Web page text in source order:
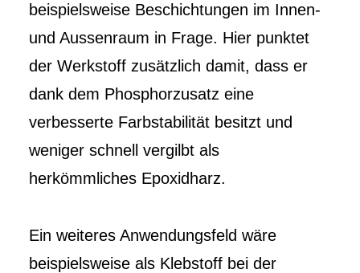
beispielsweise Beschichtungen im Innen-
und Aussenraum in Frage. Hier punktet
der Werkstoff zusätzlich damit, dass er
dank dem Phosphorzusatz eine
verbesserte Farbstabilität besitzt und
weniger schnell vergilbt als
herkömmliches Epoxidharz.
Ein weiteres Anwendungsfeld wäre
beispielsweise als Klebstoff bei der